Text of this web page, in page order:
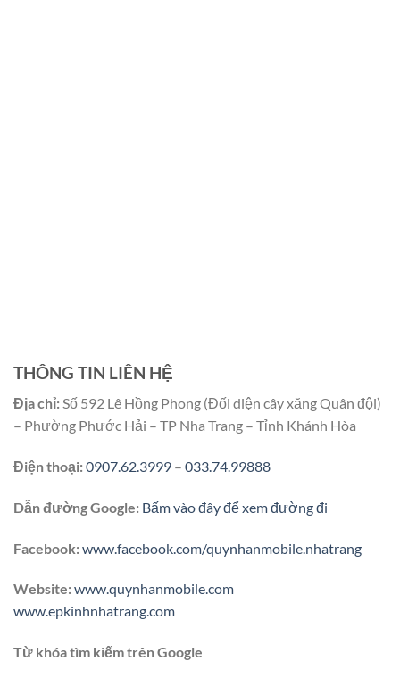
THÔNG TIN LIÊN HỆ
Địa chỉ:Số 592 Lê Hồng Phong (Đối diện cây xăng Quân đội)
– Phường Phước Hải – TP Nha Trang – Tỉnh Khánh Hòa
Điện thoại:0907.62.3999 – 033.74.99888
Dẫn đường Google: Bấm vào đây để xem đường đi
Facebook:www.facebook.com/quynhanmobile.nhatrang
Website:www.quynhanmobile.com
www.epkinhnhatrang.com
Từ khóa tìm kiếm trên Google